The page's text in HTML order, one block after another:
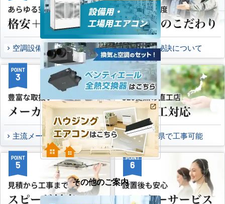
空調設備のご提案について 選ばれる秘訣について
POINT
3
主流メーカーを全取扱可能
POINT
4
47都道府県で工事可能
POINT
5
POINT
6
その他のご案内